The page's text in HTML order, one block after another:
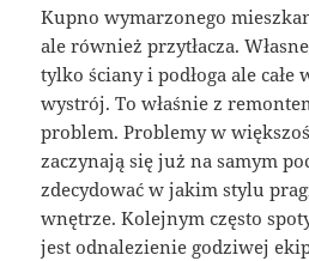
Kupno wymarzonego
ale również przytłacza.
tylko ściany i podłoga ale całe
wystrój. To właśnie z
problem. Problemy w
zaczynają się już na samym
zdecydować w jakim stylu
wnętrze. Kolejnym często
jest odnalezienie godziwej